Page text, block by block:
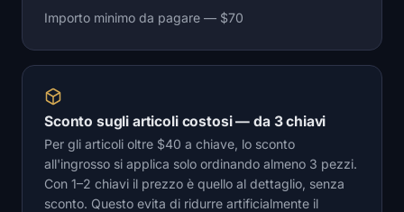
Importo minimo da pagare — $70
Sconto sugli articoli costosi — da 3 chiavi
Per gli articoli oltre $40 a chiave, lo sconto
all'ingrosso si applica solo ordinando almeno 3 pezzi.
Con 1–2 chiavi il prezzo è quello al dettaglio, senza
sconto. Questo evita di ridurre artificialmente il